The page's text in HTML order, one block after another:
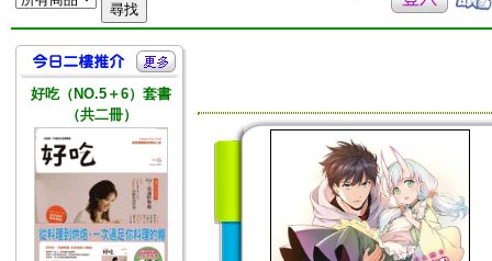
好吃（NO.5＋6）套書
（共二冊）